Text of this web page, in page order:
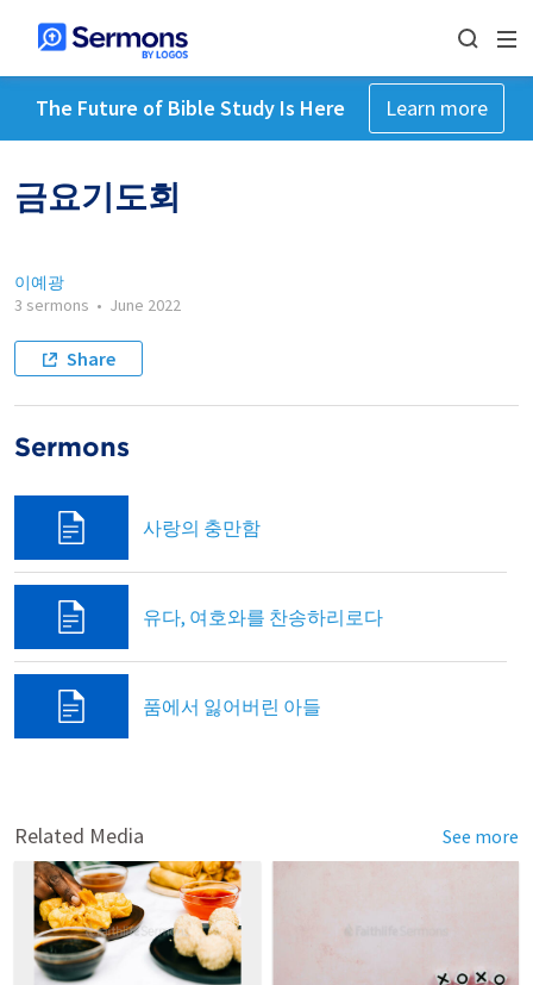
The Future of Bible Study Is Here Learn more
금요기도회
이예광
3 sermons • June 2022
Share
Sermons
사랑의 충만함
유다, 여호와를 찬송하리로다
품에서 잃어버린 아들
Related Media See more